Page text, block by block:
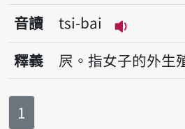
音讀
tsi-bai
播放音讀
釋義 屄。指女子的外生
第
1